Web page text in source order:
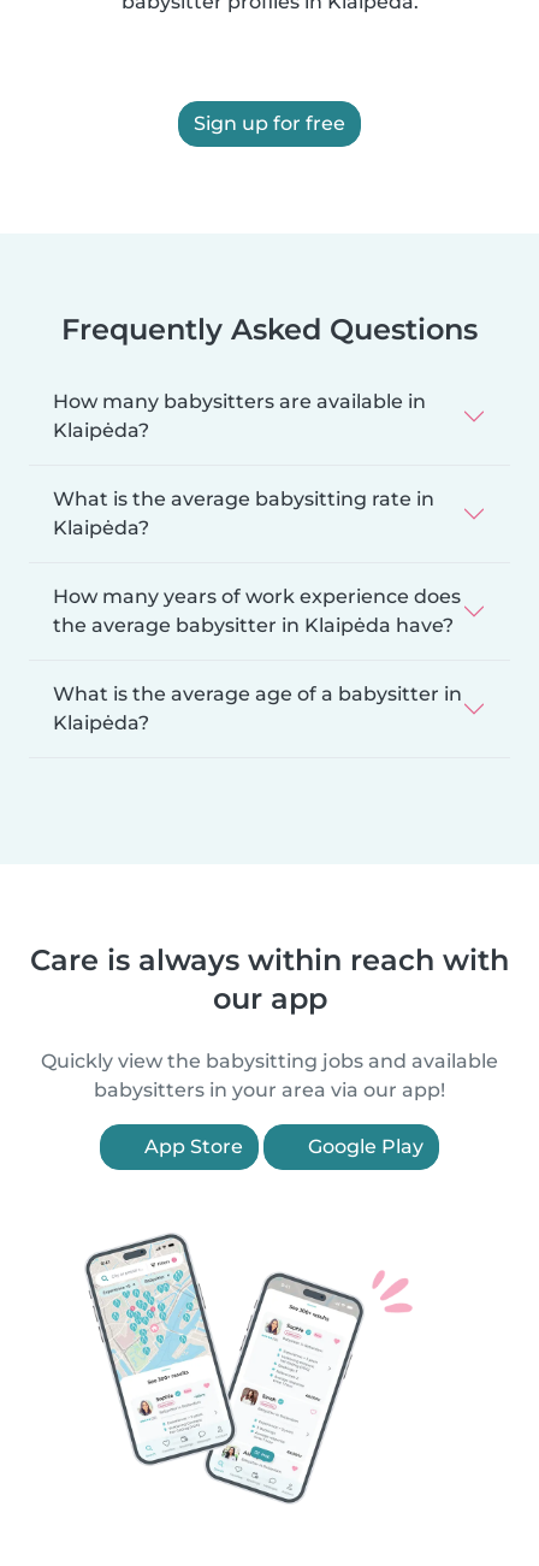
Sign up for free
Frequently Asked Questions
How many babysitters are available in
Klaipėda?
What is the average babysitting rate in
Klaipėda?
How many years of work experience does
the average babysitter in Klaipėda have?
What is the average age of a babysitter in
Klaipėda?
Care is always within reach with
our app
Quickly view the babysitting jobs and available
babysitters in your area via our app!
App Store Google Play